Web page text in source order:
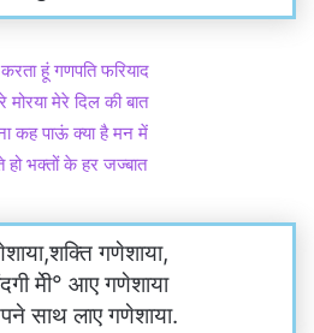
हूं गणपति फरियाद
मेरे दिल की बात
कह पाऊं क्या है मन में
भक्तों के हर जज्बात
गणेशाया,
मेी° आए गणेशाया
साथ लाए गणेशाया.